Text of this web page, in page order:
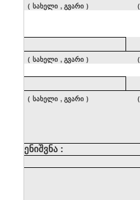
( სახელი ,გვარი ) (
( სახელი ,გვარი ) (
( სახელი ,გვარი ) (
შენიშვნა :